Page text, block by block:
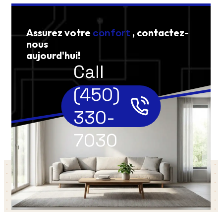
Assurez votre confort , contactez-
nous
aujourd'hui!
Call
(450)
330-
7030